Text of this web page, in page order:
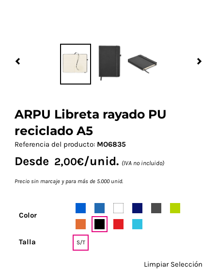
ARPU Libreta rayado PU
reciclado A5
Referencia del producto: MO6835
Desde 2,00€/unid. (IVA no incluido)
Precio sin marcaje y para más de 5.000 unid.
Color
Talla S/T
Limpiar Selección